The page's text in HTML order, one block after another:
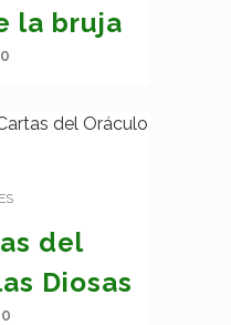
la bruja
del
Diosas